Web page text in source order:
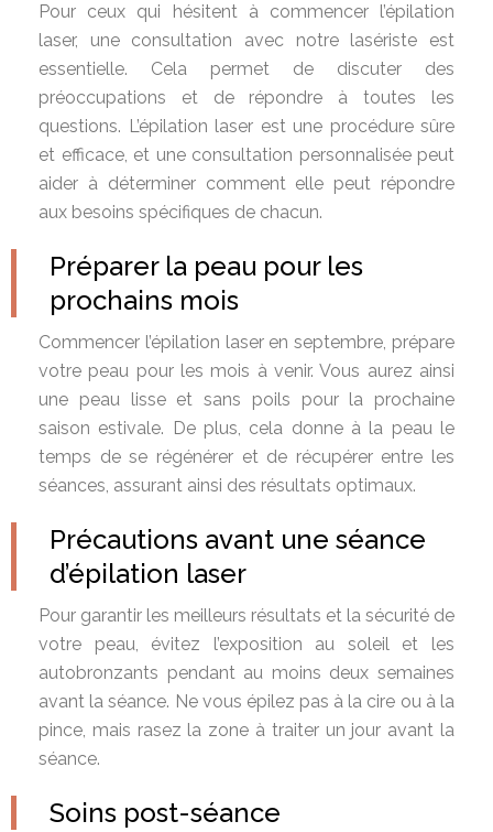
Pour ceux qui hésitent à commencer l’épilation
laser, une consultation avec notre lasériste est
essentielle. Cela permet de discuter des
préoccupations et de répondre à toutes les
questions. L’épilation laser est une procédure sûre
et efficace, et une consultation personnalisée peut
aider à déterminer comment elle peut répondre
aux besoins spécifiques de chacun.
Préparer la peau pour les
prochains mois
Commencer l’épilation laser en septembre, prépare
votre peau pour les mois à venir. Vous aurez ainsi
une peau lisse et sans poils pour la prochaine
saison estivale. De plus, cela donne à la peau le
temps de se régénérer et de récupérer entre les
séances, assurant ainsi des résultats optimaux.
Précautions avant une séance
d’épilation laser
Pour garantir les meilleurs résultats et la sécurité de
votre peau, évitez l’exposition au soleil et les
autobronzants pendant au moins deux semaines
avant la séance. Ne vous épilez pas à la cire ou à la
pince, mais rasez la zone à traiter un jour avant la
séance.
Soins post-séance